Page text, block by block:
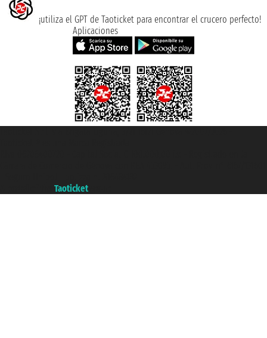
¡utiliza el GPT de Taoticket para encontrar el crucero perfecto!
Aplicaciones
Taoticket